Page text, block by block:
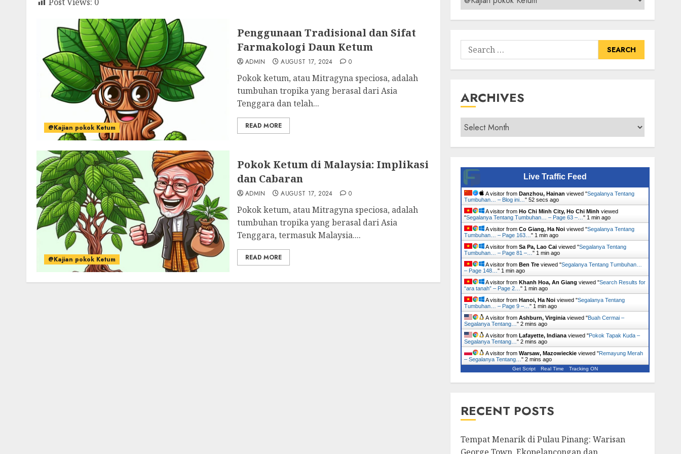
@Kajian pokok Ketum
Penggunaan Tradisional dan Sifat
Farmakologi Daun Ketum
ADMIN AUGUST 17, 2024 0
Pokok ketum, atau Mitragyna speciosa, adalah
tumbuhan tropika yang berasal dari Asia
Tenggara dan telah...
READ MORE
@Kajian pokok Ketum
Pokok Ketum di Malaysia: Implikasi
dan Cabaran
ADMIN AUGUST 17, 2024 0
Pokok ketum, atau Mitragyna speciosa, adalah
tumbuhan tropika yang berasal dari Asia
Tenggara, termasuk Malaysia....
READ MORE
Senarai
Tumbuhan
Search
for:
ARCHIVES
Archives
Live Traffic Feed
A visitor from Danzhou, Hainan viewed "Segalanya Tentang
Tumbuhan… – Blog ini… " 53 secs ago
A visitor from Ho Chi Minh City, Ho Chi Minh viewed
"Segalanya Tentang Tumbuhan… – Page 63 –… " 1 min ago
A visitor from Co Giang, Ha Noiviewed "Segalanya Tentang
Tumbuhan… – Page 163… " 1 min ago
A visitor from Sa Pa, Lao Caiviewed "Segalanya Tentang
Tumbuhan… – Page 81 –… " 1 min ago
A visitor from Ben Treviewed "Segalanya Tentang Tumbuhan…
– Page 148… " 1 min ago
A visitor from Khanh Hoa, An Giang viewed "Search Results for
“ara tanah” – Page 2… " 1 min ago
A visitor from Hanoi, Ha Noiviewed "Segalanya Tentang
Tumbuhan… – Page 9 –… " 1 min ago
A visitor from Ashburn, Virginiaviewed "Buah Cermai –
Segalanya Tentang… " 2 mins ago
A visitor from Lafayette, Indianaviewed "Pokok Tapak Kuda –
Segalanya Tentang… " 2 mins ago
A visitor from Warsaw, Mazowieckieviewed "Remayung Merah
– Segalanya Tentang… " 2 mins ago
Get Script Real Time Tracking ON
RECENT POSTS
Tempat Menarik di Pulau Pinang: Warisan